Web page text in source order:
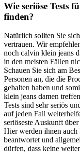
Wie seriöse Tests
finden?
Natürlich sollten Sie
vertrauen. Wir
noch calvin klein jeans
in den meisten Fällen
Schauen Sie sich am
Personen an, die die
gehalten haben und
klein jeans damen
Tests sind sehr seriös
auf jeden Fall
seriöseste Auskunft
Hier werden ihnen
beantwortet und
dürfen, dass keine